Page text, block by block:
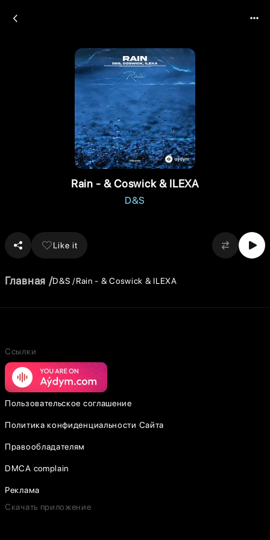
Rain - & Coswick & ILEXA
D&S
Like it
Главная D&S Rain - & Coswick & ILEXA
Ссылки
Пользовательское соглашение
Политика конфиденциальности Сайта
Правообладателям
DMCA complain
Реклама
Скачать приложение